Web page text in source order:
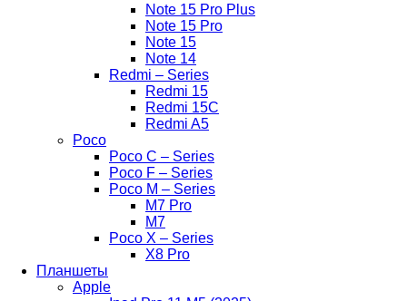
Note 15 Pro Plus
Note 15 Pro
Note 15
Note 14
Redmi – Series
Redmi 15
Redmi 15C
Redmi A5
Poco
Poco C – Series
Poco F – Series
Poco M – Series
M7 Pro
M7
Poco X – Series
X8 Pro
Планшеты
Apple